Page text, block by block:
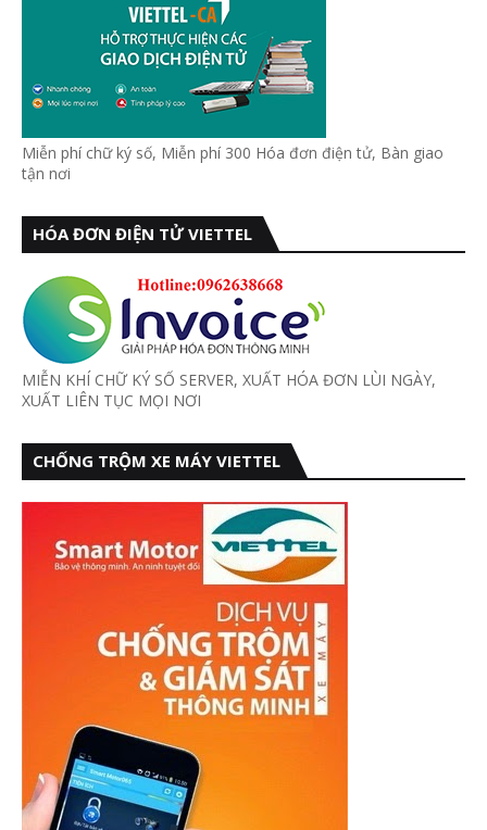
Miễn phí chữ ký số, Miễn phí 300 Hóa đơn điện tử, Bàn giao
tận nơi
HÓA ĐƠN ĐIỆN TỬ VIETTEL
MIỄN KHÍ CHỮ KÝ SỐ SERVER, XUẤT HÓA ĐƠN LÙI NGÀY,
XUẤT LIÊN TỤC MỌI NƠI
CHỐNG TRỘM XE MÁY VIETTEL